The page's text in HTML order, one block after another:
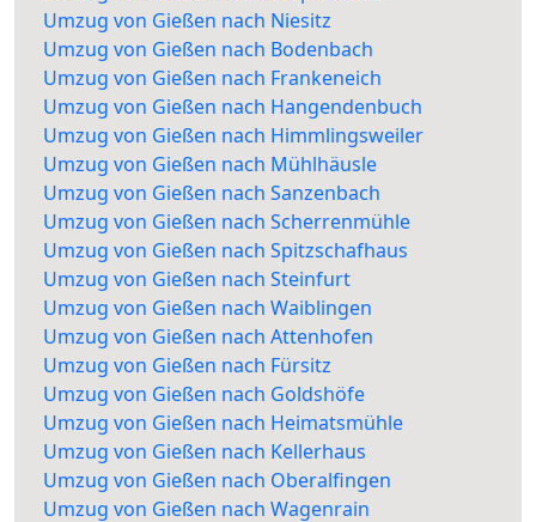
Umzug von Gießen nach Niesitz
Umzug von Gießen nach Bodenbach
Umzug von Gießen nach Frankeneich
Umzug von Gießen nach Hangendenbuch
Umzug von Gießen nach Himmlingsweiler
Umzug von Gießen nach Mühlhäusle
Umzug von Gießen nach Sanzenbach
Umzug von Gießen nach Scherrenmühle
Umzug von Gießen nach Spitzschafhaus
Umzug von Gießen nach Steinfurt
Umzug von Gießen nach Waiblingen
Umzug von Gießen nach Attenhofen
Umzug von Gießen nach Fürsitz
Umzug von Gießen nach Goldshöfe
Umzug von Gießen nach Heimatsmühle
Umzug von Gießen nach Kellerhaus
Umzug von Gießen nach Oberalfingen
Umzug von Gießen nach Wagenrain